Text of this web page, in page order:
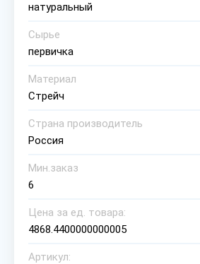
натуральный
Сырье
первичка
Материал
Стрейч
Страна производитель
Россия
Мин.заказ
6
Цена за ед. товара:
4868.4400000000005
Артикул: